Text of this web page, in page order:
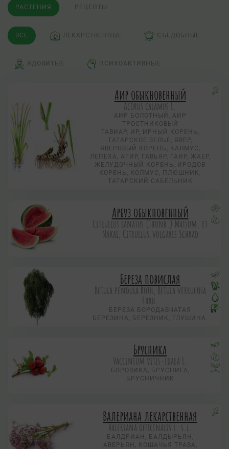
РАСТЕНИЯ РЕЦЕПТЫ
ВСЕ ЛЕКАРСТВЕННЫЕ СЪЕДОБНЫЕ
ЯДОВИТЫЕ ПСИХОАКТИВНЫЕ
Аир обыкновенный
Acorus calamus L.
АИР БОЛОТНЫЙ, АИР
ТРОСТНИКОВЫЙ
ГАВИАР, ИР, ИРНЫЙ КОРЕНЬ,
ТАТАРСКОЕ ЗЕЛЬЕ, ЯВЕР,
ЯВЕРОВЫЙ КОРЕНЬ, КАЛМУС,
ЛЕПЕХА, АГИР, ГАВЬЯР, ГАИР, ЖАЕР,
ЖЕЛУДОЧНЫЙ КОРЕНЬ, ИРОДОВ
КОРЕНЬ, КОЛМУС, ПЛЮШНИК,
ТАТАРСКИЙ САБЕЛЬНИК
Арбуз обыкновенный
Citrullus lanatus (Thunb.) Matsum. et
Nakai, Citrullus.vulgaris Schrad
Береза повислая
Betula pendula Roth, Betula verrucosa
Ehrh.
БЕРЕЗА БОРОДАВЧАТАЯ
БЕРЕЗИНА, БЕРЕЗНИК, ГЛУШИНА.
Брусника
Vaccinium vitis-idaea L.
БОРОВИКА, БРУСНИГА,
БРУСНИЧНИК
Валериана лекарственная
Valeriana officinalis L. s.l.
БАЛДРИАН, БАЛДЫРЬЯН,
АВЕРЬЯН, КОШАЧЬЯ ТРАВА,